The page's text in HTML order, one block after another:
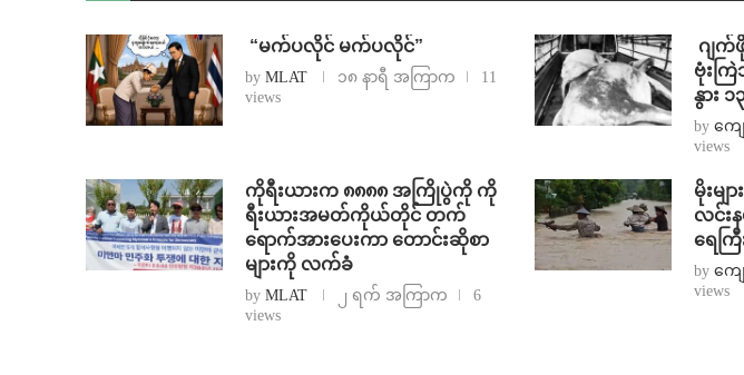
⁨ ⁨“မက်ပလိုင် မက်ပလိုင်”
by MLAT ၁၈ နာရီ အကြာက
11
views
ဂျ
ဗုံးကြဲ
နွား
by ကျ
views
ကိုရီးယားက ၈၈၈၈ အကြိုပွဲကို ကို
ရီးယားအမတ်ကိုယ်တိုင် တက်
ရောက်အားပေးကာ တောင်းဆိုစာ
များကို လက်ခံ
by MLAT ၂ ရက် အကြာက
6
views
မိုးမျ
လင်းန
ရေကြီ
by ကျ
views